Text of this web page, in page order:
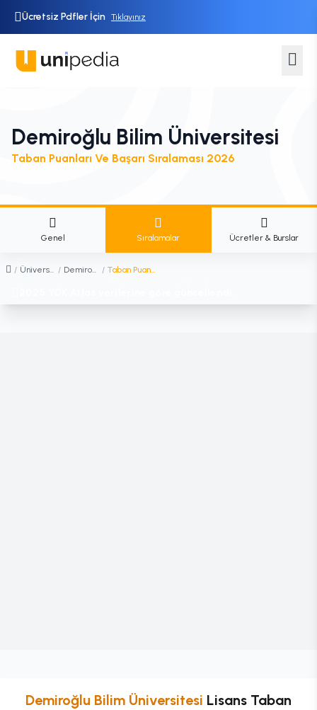
Ücretsiz Pdfler İçin Tıklayınız
Demiroğlu Bilim Üniversitesi
Taban Puanları Ve Başarı Sıralaması 2026
Genel Sıralamalar Ücretler & Burslar
/ Üniversiteler / Demiroğlu Bilim Üniversitesi / Taban Puanları ve Başarı Sıralaması
Demiroğlu Bilim Üniversitesi Lisans Taban